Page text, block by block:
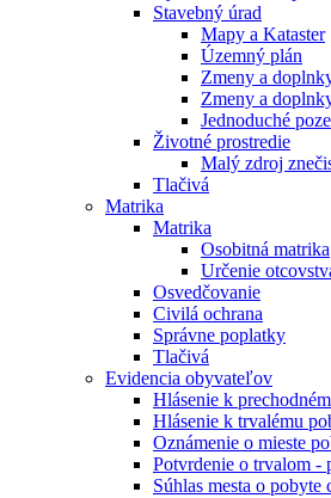
Stavebný úrad
Mapy a Kataster
Územný plán
Zmeny a
Zmeny a
Jednoduché
Životné prostredie
Malý zdroj
Tlačivá
Matrika
Matrika
Osobitná matrika
Určenie
Osvedčovanie
Civilá ochrana
Správne poplatky
Tlačivá
Evidencia obyvateľov
Hlásenie k
Hlásenie k trvalému
Oznámenie o mieste
Potvrdenie o trvalom -
Súhlas mesta o pobyte